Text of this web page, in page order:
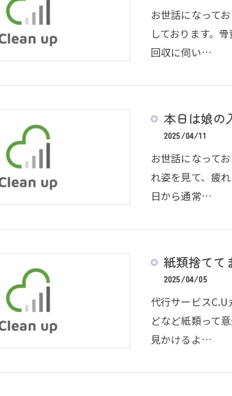
お世話になって
しております。
回収に伺い…
本日は娘の
2025/04/11
お世話になって
れ姿を見て、疲
日から通常…
紙類捨てて
2025/04/05
代行サービス
どなど紙類って
見かけるよ…